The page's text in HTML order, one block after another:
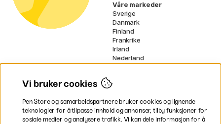
Våre markeder
Sverige
Danmark
Finland
Frankrike
Irland
Nederland
Tyskland
* Spesifikkefraktvilkårgjelder for
voluminøse varer.
Vi bruker cookies
Pen Store og samarbeidspartnere bruker cookies og lignende
teknologier for å tilpasse innhold og annonser, tilby funksjoner for
sosiale medier og analysere trafikk. Vi kan dele informasjon for å